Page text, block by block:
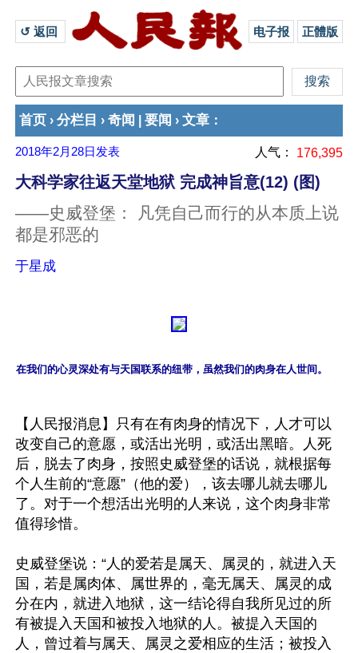
↺ 返回 电子报 正體版
首页 › 分栏目 › 奇闻 要闻 › 文章 ：
2018年2月28日 发表 人气： 176,395
大科学家往返天堂地狱 完成神旨意(12) (图)
——史威登堡： 凡凭自己而行的从本质上说
都是邪恶的
于星成
在我们的心灵深处有与天国联系的纽带，虽然我们的肉身在人世间。
【人民报消息】只有在有肉身的情况下，人才可以
改变自己的意愿，或活出光明，或活出黑暗。人死
后，脱去了肉身，按照史威登堡的话说，就根据每
个人生前的“意愿”（他的爱），该去哪儿就去哪儿
了。对于一个想活出光明的人来说，这个肉身非常
值得珍惜。
史威登堡说：“人的爱若是属天、属灵的，就进入天
国，若是属肉体、属世界的，毫无属天、属灵的成
分在内，就进入地狱，这一结论得自我所见过的所
有被提入天国和被投入地狱的人。被提入天国的
人，曾过着与属天、属灵之爱相应的生活；被投入